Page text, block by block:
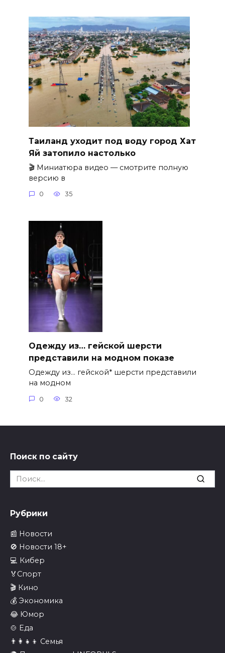
Таиланд уходит под воду город Хат
Яй затопило настолько
🎬 Миниатюра видео — смотрите полную
версию в
0 35
Одежду из… гейской шерсти
представили на модном показе
Одежду из… гейской* шерсти представили
на модном
0 32
Поиск по сайту
Search
for:
Рубрики
📰 Новости
🚫 Новости 18+
💻 Кибер
🏅Спорт
🎬 Кино
💰 Экономика
😂 Юмор
🍲 Еда
👨‍👩‍👧‍👦 Семья